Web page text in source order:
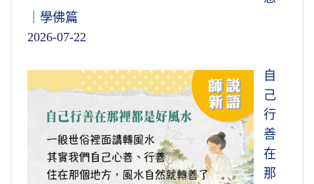
｜學佛篇
2026-07-22
自
己
行
善
在
那